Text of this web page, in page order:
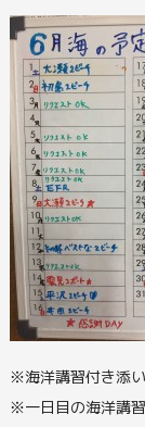
※海洋講習付き添い
※一日目の海洋講習